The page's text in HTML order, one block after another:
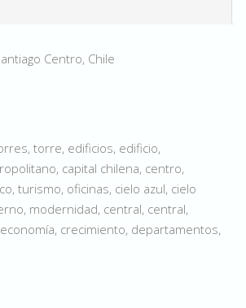
Centro, Chile
torre, edificios, edificio,
capital chilena, centro,
turismo, oficinas, cielo azul, cielo
modernidad, central, central,
crecimiento, departamentos,